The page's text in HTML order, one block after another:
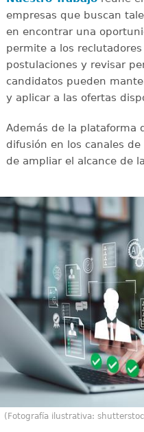
empresas que buscan
en encontrar una
permite a los
postulaciones y revisar
candidatos pueden
y aplicar a las ofertas
Además de la plataforma
difusión en los canales
de ampliar el alcance de
(Fotografía ilustrativa: